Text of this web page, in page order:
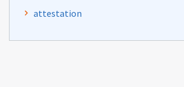
attestation